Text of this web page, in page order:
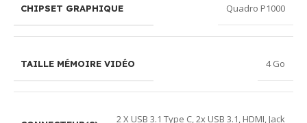
CHIPSET GRAPHIQUE Quadro P1000
TAILLE MÉMOIRE VIDÉO 4 Go
2 X USB 3.1 Type C,2x USB 3.1, HDMI, Jack